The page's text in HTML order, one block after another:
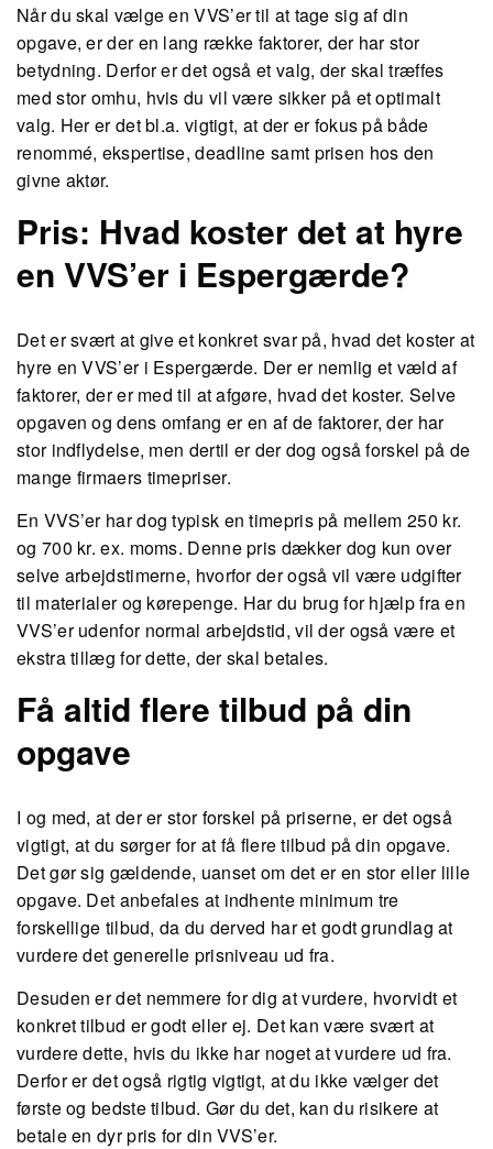
Når du skal vælge en VVS’er til at tage sig af din
opgave, er der en lang række faktorer, der har stor
betydning. Derfor er det også et valg, der skal træffes
med stor omhu, hvis du vil være sikker på et optimalt
valg. Her er det bl.a. vigtigt, at der er fokus på både
renommé, ekspertise, deadline samt prisen hos den
givne aktør.
Pris: Hvad koster det at hyre
en VVS’er i Espergærde?
Det er svært at give et konkret svar på, hvad det koster at
hyre en VVS’er i Espergærde. Der er nemlig et væld af
faktorer, der er med til at afgøre, hvad det koster. Selve
opgaven og dens omfang er en af de faktorer, der har
stor indflydelse, men dertil er der dog også forskel på de
mange firmaers timepriser.
En VVS’er har dog typisk en timepris på mellem 250 kr.
og 700 kr. ex. moms. Denne pris dækker dog kun over
selve arbejdstimerne, hvorfor der også vil være udgifter
til materialer og kørepenge. Har du brug for hjælp fra en
VVS’er udenfor normal arbejdstid, vil der også være et
ekstra tillæg for dette, der skal betales.
Få altid flere tilbud på din
opgave
I og med, at der er stor forskel på priserne, er det også
vigtigt, at du sørger for at få flere tilbud på din opgave.
Det gør sig gældende, uanset om det er en stor eller lille
opgave. Det anbefales at indhente minimum tre
forskellige tilbud, da du derved har et godt grundlag at
vurdere det generelle prisniveau ud fra.
Desuden er det nemmere for dig at vurdere, hvorvidt et
konkret tilbud er godt eller ej. Det kan være svært at
vurdere dette, hvis du ikke har noget at vurdere ud fra.
Derfor er det også rigtig vigtigt, at du ikke vælger det
første og bedste tilbud. Gør du det, kan du risikere at
betale en dyr pris for din VVS’er.